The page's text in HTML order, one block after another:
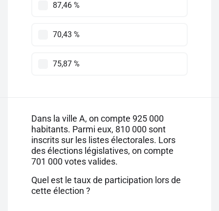
87,46 %
70,43 %
75,87 %
Dans la ville A, on compte 925 000
habitants. Parmi eux, 810 000 sont
inscrits sur les listes électorales. Lors
des élections législatives, on compte
701 000 votes valides.
Quel est le taux de participation lors de
cette élection ?